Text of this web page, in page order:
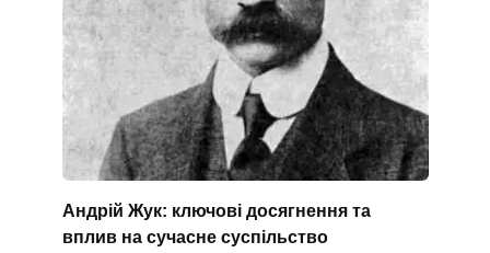
Андрій Жук: ключові досягнення та
вплив на сучасне суспільство